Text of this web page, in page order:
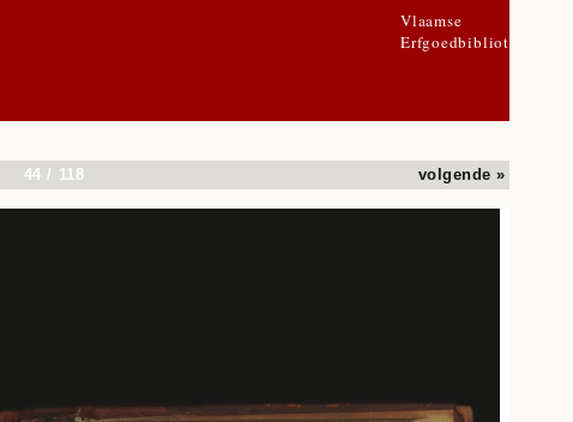
Vlaamse
Erfgoedbibliotheek
44 / 118 volgende »